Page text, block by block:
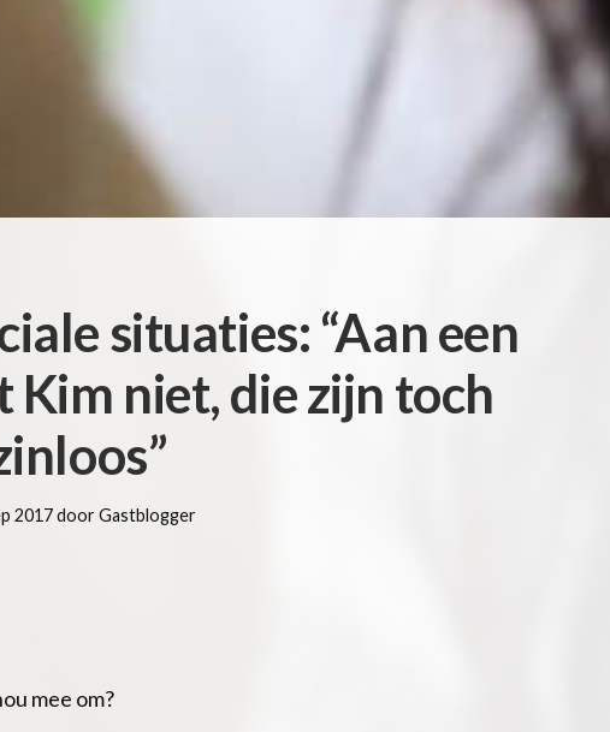
situaties: “Aan een
Kim niet, die zijn toch
2017 door Gastblogger
mee om?